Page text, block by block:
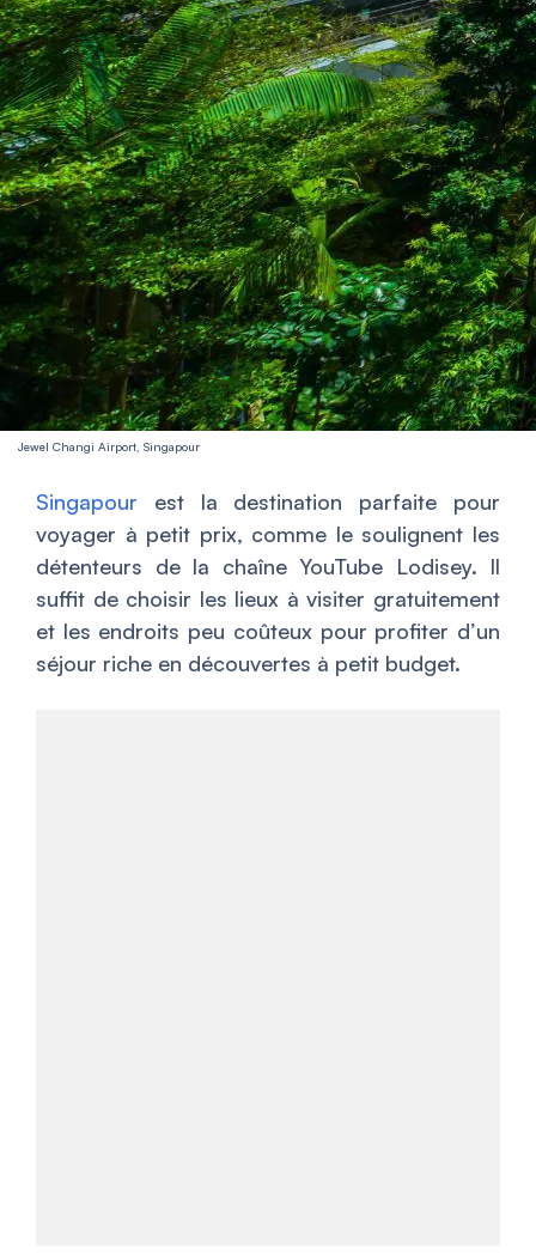
Jewel Changi Airport, Singapour
Singapour est la destination parfaite pour
voyager à petit prix, comme le soulignent les
détenteurs de la chaîne YouTube Lodisey. Il
suffit de choisir les lieux à visiter gratuitement
et les endroits peu coûteux pour profiter d’un
séjour riche en découvertes à petit budget.